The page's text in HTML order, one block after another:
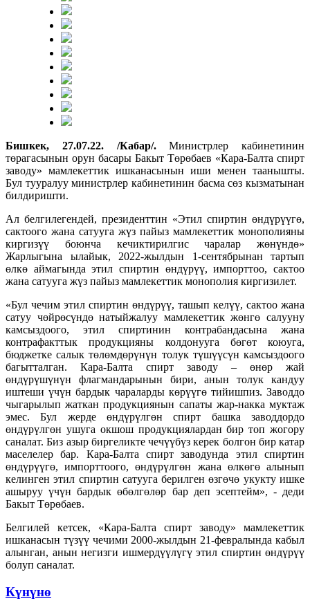
Бишкек, 27.07.22. /Кабар/.Министрлер кабинетинин
төрагасынын орун басары Бакыт Төрөбаев «Кара-Балта спирт
заводу» мамлекеттик ишканасынын иши менен таанышты.
Бул тууралуу министрлер кабинетинин басма сөз кызматынан
билдиришти.
Ал белгилегендей, президенттин «Этил спиртин өндүрүүгө,
сактоого жана сатууга жүз пайыз мамлекеттик монополияны
киргизүү боюнча кечиктирилгис чаралар жөнүндө»
Жарлыгына ылайык, 2022-жылдын 1-сентябрынан тартып
өлкө аймагында этил спиртин өндүрүү, импорттоо, сактоо
жана сатууга жүз пайыз мамлекеттик монополия киргизилет.
«Бул чечим этил спиртин өндүрүү, ташып келүү, сактоо жана
сатуу чөйрөсүндө натыйжалуу мамлекеттик жөнгө салууну
камсыздоого, этил спиртинин контрабандасына жана
контрафакттык продукцияны колдонууга бөгөт коюуга,
бюджетке салык төлөмдөрүнүн толук түшүүсүн камсыздоого
багытталган. Кара-Балта спирт заводу – өнөр жай
өндүрүшүнүн флагмандарынын бири, анын толук кандуу
иштеши үчүн бардык чараларды көрүүгө тийишпиз. Заводдо
чыгарылып жаткан продукциянын сапаты жар-накка муктаж
эмес. Бул жерде өндүрүлгөн спирт башка заводдордо
өндүрүлгөн ушуга окшош продукциялардан бир топ жогору
саналат. Биз азыр биргеликте чечүүбүз керек болгон бир катар
маселелер бар. Кара-Балта спирт заводунда этил спиртин
өндүрүүгө, импорттоого, өндүрүлгөн жана өлкөгө алынып
келинген этил спиртин сатууга берилген өзгөчө укукту ишке
ашыруу үчүн бардык өбөлгөлөр бар деп эсептейм», - деди
Бакыт Төрөбаев.
Белгилей кетсек, «Кара-Балта спирт заводу» мамлекеттик
ишканасын түзүү чечими 2000-жылдын 21-февралында кабыл
алынган, анын негизги ишмердүүлүгү этил спиртин өндүрүү
болуп саналат.
Күнүнө